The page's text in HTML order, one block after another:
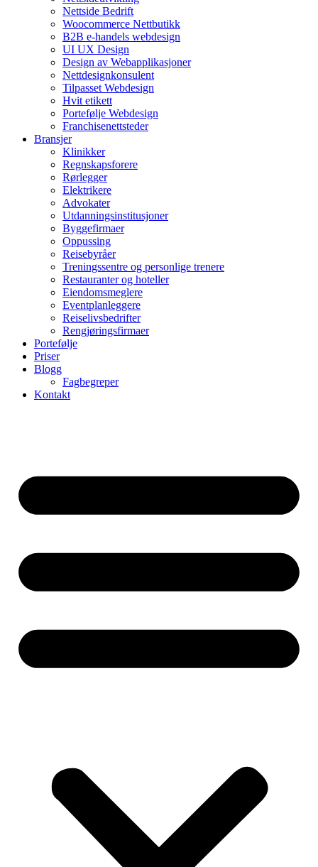
Nettside Bedrift
Woocommerce Nettbutikk
B2B e-handels webdesign
UI UX Design
Design av Webapplikasjoner
Nettdesignkonsulent
Tilpasset Webdesign
Hvit etikett
Portefølje Webdesign
Franchisenettsteder
Bransjer
Klinikker
Regnskapsforere
Rørlegger
Elektrikere
Advokater
Utdanningsinstitusjoner
Byggefirmaer
Oppussing
Reisebyråer
Treningssentre og personlige trenere
Restauranter og hoteller
Eiendomsmeglere
Eventplanleggere
Reiselivsbedrifter
Rengjøringsfirmaer
Portefølje
Priser
Blogg
Fagbegreper
Kontakt